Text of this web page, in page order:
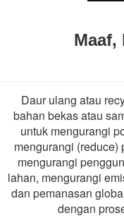
Maaf,
Daur ulang atau
bahan bekas atau
untuk mengurangi
mengurangi (reduce)
mengurangi
lahan, mengurangi
dan pemanasan
dengan